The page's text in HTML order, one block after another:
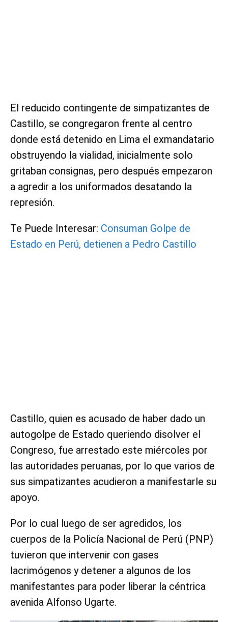
El reducido contingente de simpatizantes de
Castillo, se congregaron frente al centro
donde está detenido en Lima el exmandatario
obstruyendo la vialidad, inicialmente solo
gritaban consignas, pero después empezaron
a agredir a los uniformados desatando la
represión.
Te Puede Interesar: Consuman Golpe de
Estado en Perú, detienen a Pedro Castillo
Castillo, quien es acusado de haber dado un
autogolpe de Estado queriendo disolver el
Congreso, fue arrestado este miércoles por
las autoridades peruanas, por lo que varios de
sus simpatizantes acudieron a manifestarle su
apoyo.
Por lo cual luego de ser agredidos, los
cuerpos de la Policía Nacional de Perú (PNP)
tuvieron que intervenir con gases
lacrimógenos y detener a algunos de los
manifestantes para poder liberar la céntrica
avenida Alfonso Ugarte.